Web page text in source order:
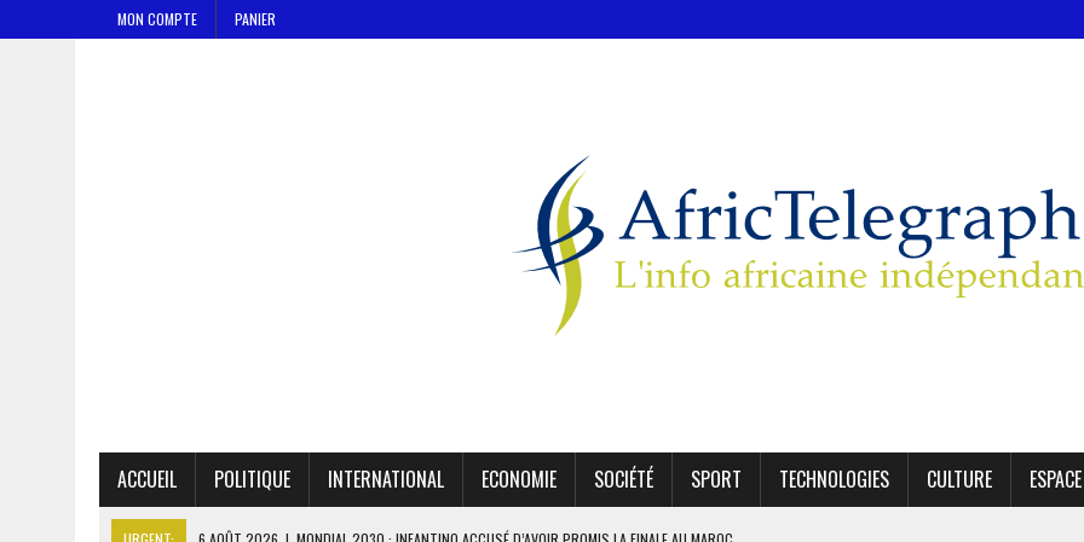
MON COMPTE PANIER
ACCUEIL POLITIQUE INTERNATIONAL ECONOMIE SOCIÉTÉ SPORT TECHNOLOGIES CULTURE